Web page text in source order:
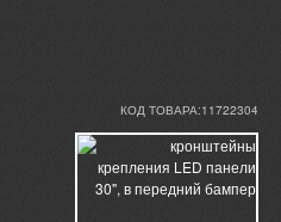
КОД ТОВАРА:11722304